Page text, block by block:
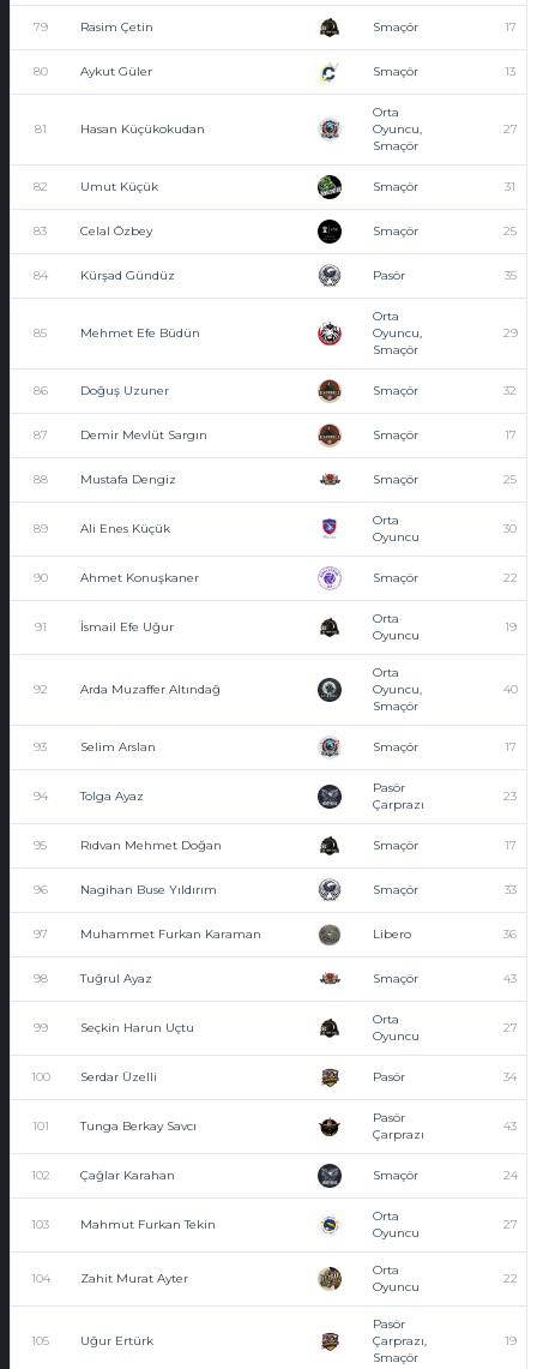
79 Rasim Çetin Smaçör 17
80 Aykut Güler Smaçör 13
81 Hasan Küçükokudan
Orta
Oyuncu,
Smaçör
27
82 Umut Küçük Smaçör 31
83 Celal Özbey Smaçör 25
84 Kürşad Gündüz Pasör 35
85 Mehmet Efe Büdün
Orta
Oyuncu,
Smaçör
29
86 Doğuş Uzuner Smaçör 32
87 Demir Mevlüt Sargın Smaçör 17
88 Mustafa Dengiz Smaçör 25
89 Ali Enes Küçük
Orta
Oyuncu
30
90 Ahmet Konuşkaner Smaçör 22
91 İsmail Efe Uğur
Orta
Oyuncu
19
92 Arda Muzaffer Altındağ
Orta
Oyuncu,
Smaçör
40
93 Selim Arslan Smaçör 17
94 Tolga Ayaz
Pasör
Çarprazı
23
95 Rıdvan Mehmet Doğan Smaçör 17
96 Nagihan Buse Yıldırım Smaçör 33
97 Muhammet Furkan Karaman Libero 36
98 Tuğrul Ayaz Smaçör 43
99 Seçkin Harun Uçtu
Orta
Oyuncu
27
100 Serdar Üzelli Pasör 34
101 Tunga Berkay Savcı
Pasör
Çarprazı
43
102 Çağlar Karahan Smaçör 24
103 Mahmut Furkan Tekin
Orta
Oyuncu
27
104 Zahit Murat Ayter
Orta
Oyuncu
22
105 Uğur Ertürk
Pasör
Çarprazı,
Smaçör
19